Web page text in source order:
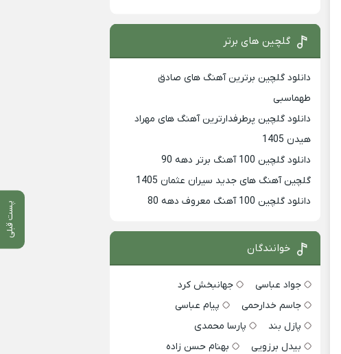
پست قبلی
گلچین های برتر
دانلود گلچین برترین آهنگ های صادق
طهماسبی
دانلود گلچین پرطرفدارترین آهنگ های مهراد
هیدن 1405
دانلود گلچین 100 آهنگ برتر دهه 90
گلچین آهنگ های جدید سیران عثمان 1405
دانلود گلچین 100 آهنگ معروف دهه 80
خوانندگان
جواد عباسی
جهانبخش کرد
جاسم خدارحمی
پیام عباسی
پازل بند
پارسا محمدی
بیدل برزویی
بهنام حسن زاده